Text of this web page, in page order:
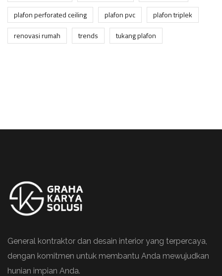
plafon perforated ceiling
plafon pvc
plafon triplek
renovasi rumah
trends tukang plafon
General kontraktor dan desain interior yang terpercaya,
dengan komitmen untuk membantu Anda mewujudkan
hunian impian Anda.